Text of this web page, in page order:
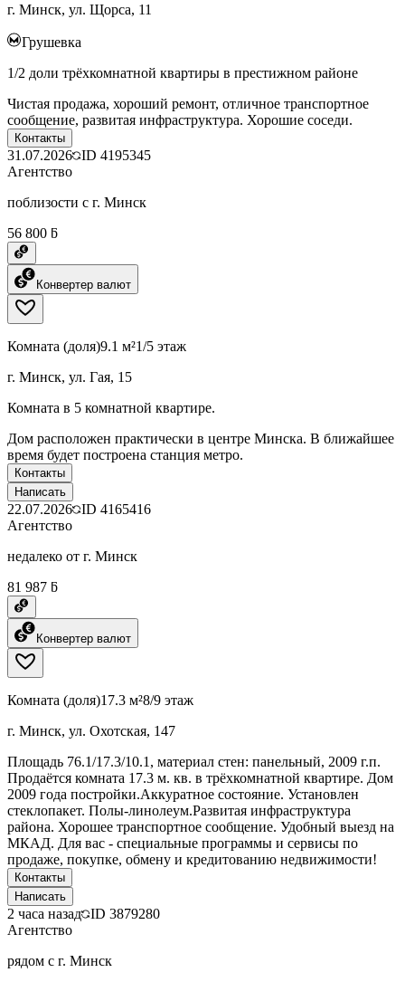
г. Минск, ул. Щорса, 11
Грушевка
1/2 доли трёхкомнатной квартиры в престижном районе
Чистая продажа, хороший ремонт, отличное транспортное
сообщение, развитая инфраструктура. Хорошие соседи.
Контакты
31.07.2026 ID 4195345
Агентство
поблизости с г. Минск
56 800 ƃ
Конвертер валют
Комната (доля)9.1 м²1/5 этаж
г. Минск, ул. Гая, 15
Комната в 5 комнатной квартире.
Дом расположен практически в центре Минска. В ближайшее
время будет построена станция метро.
Контакты
Написать
22.07.2026 ID 4165416
Агентство
недалеко от г. Минск
81 987 ƃ
Конвертер валют
Комната (доля)17.3 м²8/9 этаж
г. Минск, ул. Охотская, 147
Площадь 76.1/17.3/10.1, материал стен: панельный, 2009 г.п.
Продаётся комната 17.3 м. кв. в трёхкомнатной квартире. Дом
2009 года постройки.Аккуратное состояние. Установлен
стеклопакет. Полы-линолеум.Развитая инфраструктура
района. Хорошее транспортное сообщение. Удобный выезд на
МКАД. Для вас - специальные программы и сервисы по
продаже, покупке, обмену и кредитованию недвижимости!
Контакты
Написать
2 часа назад ID 3879280
Агентство
рядом с г. Минск